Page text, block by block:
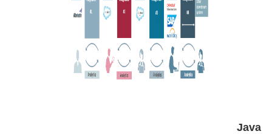
Java